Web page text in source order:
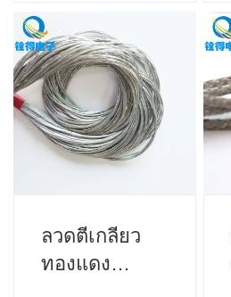
ลวดตีเกลียว
ทองแดง